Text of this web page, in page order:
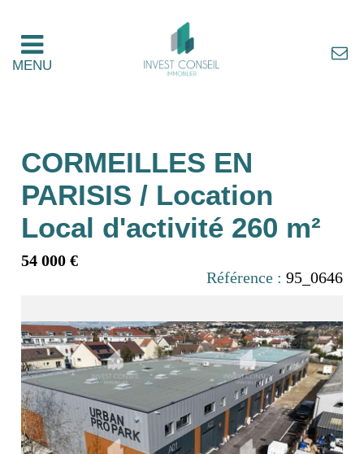
MENU
CORMEILLES EN
PARISIS / Location
Local d'activité 260 m²
54 000 €
Référence : 95_0646